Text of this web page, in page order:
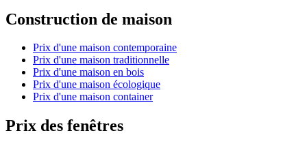
Construction de maison
Prix d'une maison contemporaine
Prix d'une maison traditionnelle
Prix d'une maison en bois
Prix d'une maison écologique
Prix d'une maison container
Prix des fenêtres